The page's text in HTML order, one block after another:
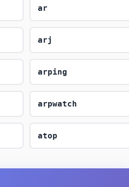
ar
arj
arping
arpwatch
atop